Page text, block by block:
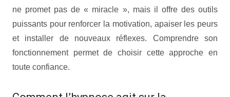
ne promet pas de « miracle », mais il offre des outils
puissants pour renforcer la motivation, apaiser les peurs
et installer de nouveaux réflexes. Comprendre son
fonctionnement permet de choisir cette approche en
toute confiance.